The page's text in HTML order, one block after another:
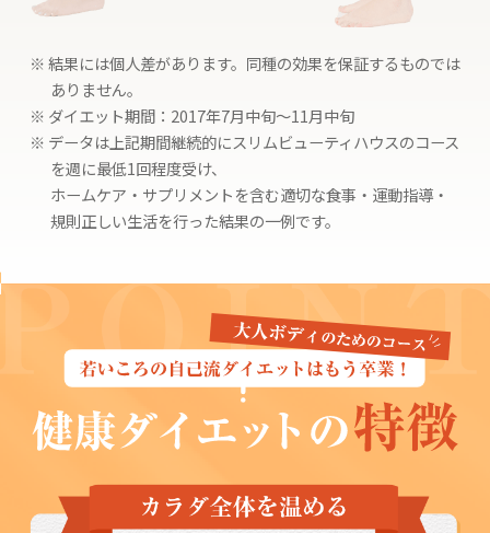
※ 結果には個人差があります。同種の効果を保証するものでは
ありません。
※ ダイエット期間：2017年7月中旬〜11月中旬
※ データは上記期間継続的にスリムビューティハウスのコース
を週に最低1回程度受け、
ホームケア・サプリメントを含む適切な食事・運動指導・
規則正しい生活を行った結果の一例です。